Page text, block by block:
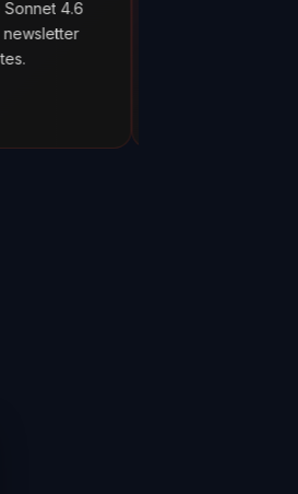
What are your AI agents
scenes? Most builders don't